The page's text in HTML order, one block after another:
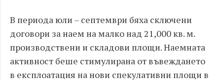
В периода юли – септември бяха сключени
договори за наем на малко над 21,000 кв. м.
производствени и складови площи. Наемната
активност беше стимулирана от въвеждането
в експлоатация на нови спекулативни площи в